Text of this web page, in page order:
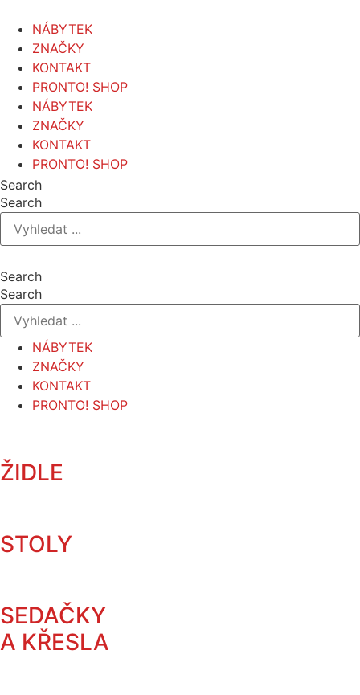
obsahu
NÁBYTEK
ZNAČKY
KONTAKT
PRONTO! SHOP
NÁBYTEK
ZNAČKY
KONTAKT
PRONTO! SHOP
Search
Search
Search
Search
NÁBYTEK
ZNAČKY
KONTAKT
PRONTO! SHOP
ŽIDLE
STOLY
SEDAČKY
A KŘESLA